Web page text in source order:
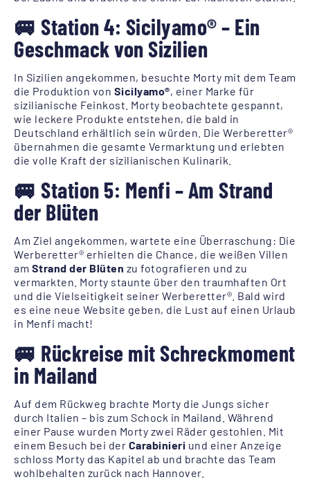
🚐 Station 4: Sicilyamo® – Ein
Geschmack von Sizilien
In Sizilien angekommen, besuchte Morty mit dem Team
die Produktion von Sicilyamo®, einer Marke für
sizilianische Feinkost. Morty beobachtete gespannt,
wie leckere Produkte entstehen, die bald in
Deutschland erhältlich sein würden. Die Werberetter®
übernahmen die gesamte Vermarktung und erlebten
die volle Kraft der sizilianischen Kulinarik.
🚐 Station 5: Menfi – Am Strand
der Blüten
Am Ziel angekommen, wartete eine Überraschung: Die
Werberetter® erhielten die Chance, die weißen Villen
am Strand der Blüten zu fotografieren und zu
vermarkten. Morty staunte über den traumhaften Ort
und die Vielseitigkeit seiner Werberetter®. Bald wird
es eine neue Website geben, die Lust auf einen Urlaub
in Menfi macht!
🚐 Rückreise mit Schreckmoment
in Mailand
Auf dem Rückweg brachte Morty die Jungs sicher
durch Italien – bis zum Schock in Mailand. Während
einer Pause wurden Morty zwei Räder gestohlen. Mit
einem Besuch bei der Carabinieri und einer Anzeige
schloss Morty das Kapitel ab und brachte das Team
wohlbehalten zurück nach Hannover.